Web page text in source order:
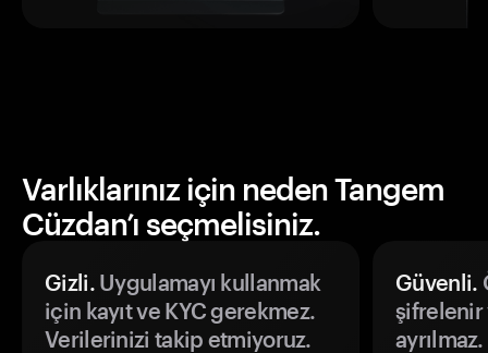
Varlıklarınız için neden Tangem
Cüzdan’ı seçmelisiniz.
Gizli.Uygulamayı kullanmak
için kayıt ve KYC gerekmez.
Verilerinizi takip etmiyoruz.
Güvenli.
şifrelenir